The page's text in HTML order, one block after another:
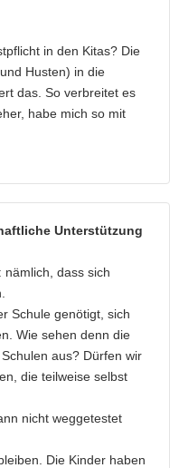
in den Kitas? Die
Husten) in die
das. So verbreitet es
habe mich so mit
Unterstützung
nämlich, dass sich
Schule genötigt, sich
Wie sehen denn die
aus? Dürfen wir
die teilweise selbst
nicht weggetestet
Die Kinder haben